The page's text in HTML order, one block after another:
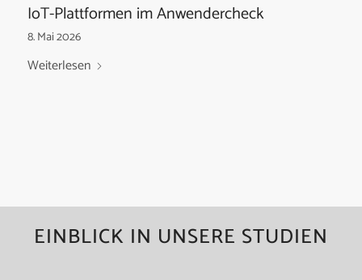
IoT-Plattformen im Anwendercheck
8. Mai 2026
Weiterlesen
EINBLICK IN UNSERE STUDIEN